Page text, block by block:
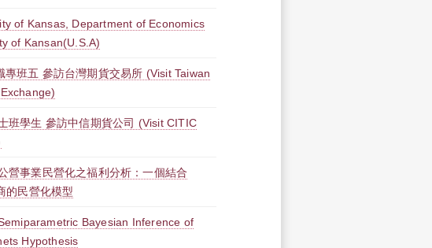
of Kansas, Department of Economics
of Kansan(U.S.A)
專班五 參訪台灣期貨交易所 (Visit Taiwan
班學生 參訪中信期貨公司 (Visit CITIC
營事業民營化之福利分析：一個結合
的民營化模型
Bayesian Inference of
Hypothesis